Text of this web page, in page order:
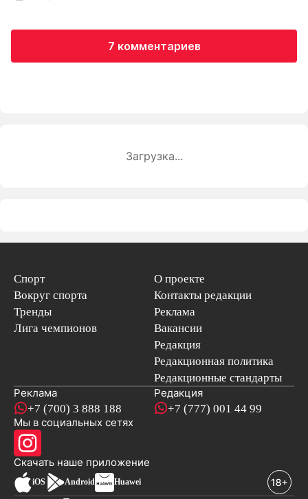
7 комментариев
Загрузка...
Спорт
Вокруг спорта
Тренды
Лига чемпионов
О проекте
Контакты редакции
Реклама
Вакансии
Редакция
Редакционная политика
Редакционные стандарты
Реклама
+7 (700) 3 888 188
Редакция
+7 (777) 001 44 99
Мы в социальных сетях
Скачать наше приложениеновостей
iOS Android Huawei